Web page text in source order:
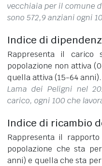
vecchiaia per il comune
sono 572,9 anziani ogni
Indice di
Rappresenta il carico
popolazione non attiva
quella attiva (15-64
Lama dei Peligni nel
carico, ogni 100 che
Indice di ricambio
Rappresenta il
popolazione che sta
anni) e quella che sta